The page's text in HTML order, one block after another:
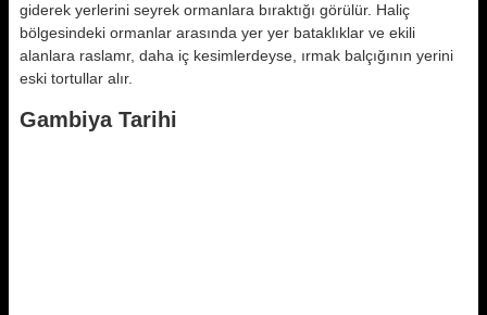
giderek yerlerini seyrek ormanlara bıraktığı görülür. Haliç
bölgesindeki ormanlar arasında yer yer bataklıklar ve ekili
alanlara raslamr, daha iç kesimlerdeyse, ırmak balçığının yerini
eski tortullar alır.
Gambiya Tarihi